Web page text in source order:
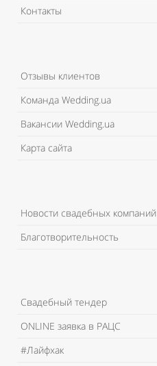
Контакты
Отзывы клиентов
Команда Wedding.ua
Вакансии Wedding.ua
Карта сайта
Новости свадебных компаний
Благотворительность
Свадебный тендер
ONLINE заявка в РАЦС
#Лайфхак